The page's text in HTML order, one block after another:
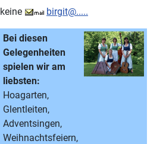
keine birgit@.....
Bei diesen
Gelegenheiten
spielen wir am
liebsten:
Hoagarten,
Glentleiten,
Adventsingen,
Weihnachtsfeiern,